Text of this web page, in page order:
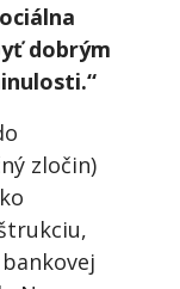
dobrým
zločin)